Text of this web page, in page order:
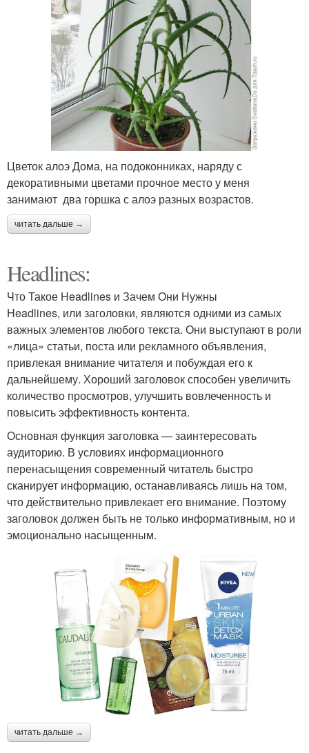
Цветок алоэ Дома, на подоконниках, наряду с
декоративными цветами прочное место у меня
занимают два горшка с алоэ разных возрастов.
читать дальше →
Headlines:
Что Такое Headlines и Зачем Они Нужны
Headlines, или заголовки, являются одними из самых
важных элементов любого текста. Они выступают в роли
«лица» статьи, поста или рекламного объявления,
привлекая внимание читателя и побуждая его к
дальнейшему. Хороший заголовок способен увеличить
количество просмотров, улучшить вовлеченность и
повысить эффективность контента.
Основная функция заголовка — заинтересовать
аудиторию. В условиях информационного
перенасыщения современный читатель быстро
сканирует информацию, останавливаясь лишь на том,
что действительно привлекает его внимание. Поэтому
заголовок должен быть не только информативным, но и
эмоционально насыщенным.
читать дальше →